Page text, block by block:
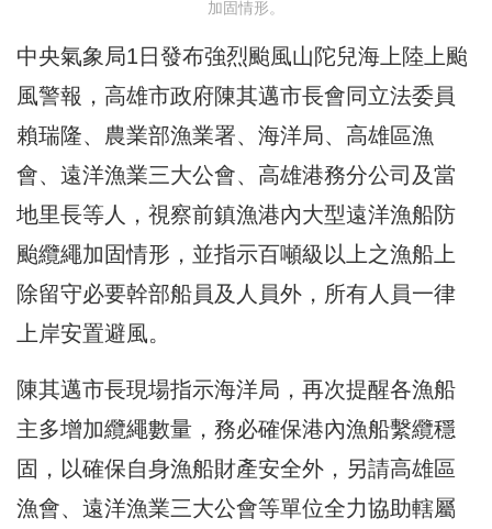
加固情形。
中央氣象局1日發布強烈颱風山陀兒海上陸上颱
風警報，高雄市政府陳其邁市長會同立法委員
賴瑞隆、農業部漁業署、海洋局、高雄區漁
會、遠洋漁業三大公會、高雄港務分公司及當
地里長等人，視察前鎮漁港內大型遠洋漁船防
颱纜繩加固情形，並指示百噸級以上之漁船上
除留守必要幹部船員及人員外，所有人員一律
上岸安置避風。
陳其邁市長現場指示海洋局，再次提醒各漁船
主多增加纜繩數量，務必確保港內漁船繫纜穩
固，以確保自身漁船財產安全外，另請高雄區
漁會、遠洋漁業三大公會等單位全力協助轄屬